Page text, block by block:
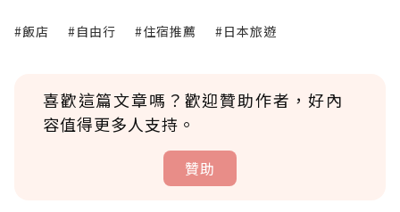
#飯店 #自由行 #住宿推薦 #日本旅遊
喜歡這篇文章嗎？歡迎贊助作者，好內
容值得更多人支持。
贊助